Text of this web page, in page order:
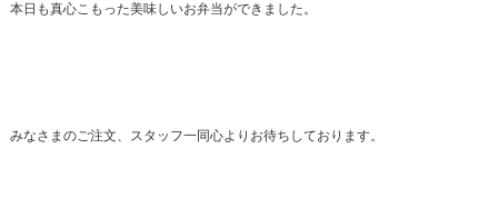
本日も真心こもった美味しいお弁当ができました。
みなさまのご注文、スタッフ一同心よりお待ちしております。